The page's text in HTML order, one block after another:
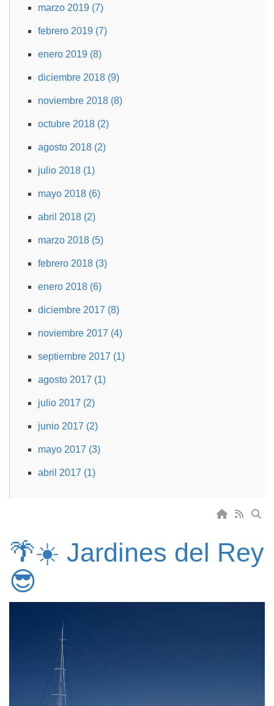
marzo 2019 (7)
febrero 2019 (7)
enero 2019 (8)
diciembre 2018 (9)
noviembre 2018 (8)
octubre 2018 (2)
agosto 2018 (2)
julio 2018 (1)
mayo 2018 (6)
abril 2018 (2)
marzo 2018 (5)
febrero 2018 (3)
enero 2018 (6)
diciembre 2017 (8)
noviembre 2017 (4)
septiembre 2017 (1)
agosto 2017 (1)
julio 2017 (2)
junio 2017 (2)
mayo 2017 (3)
abril 2017 (1)
🌴☀️ Jardines del Rey
😎